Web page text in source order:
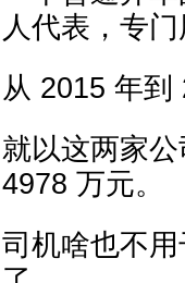
人代表，专门
从 2015 年到
就以这两家
4978 万元。
司机啥也不